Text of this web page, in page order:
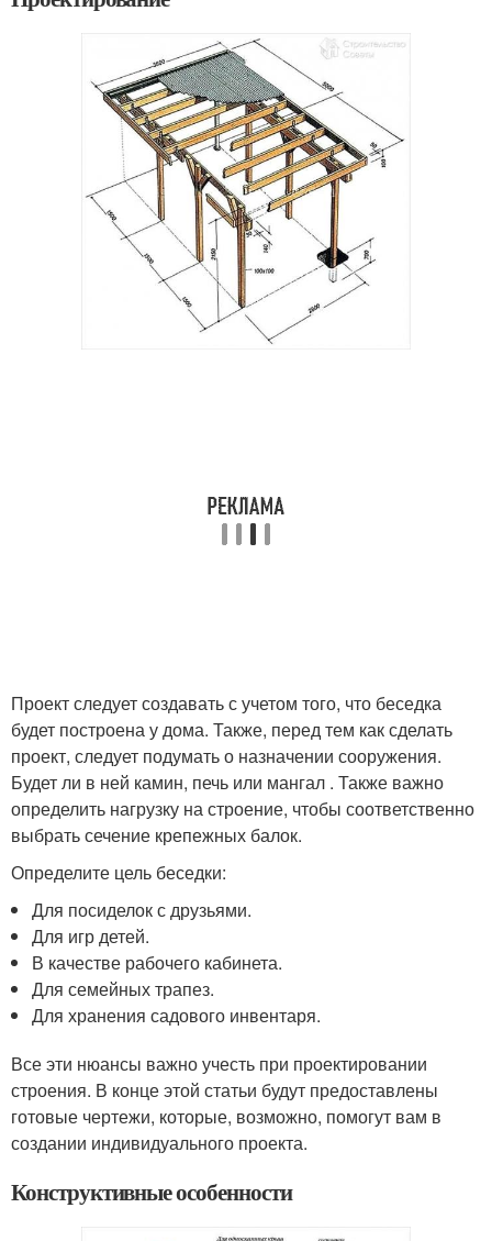
Проект следует создавать с учетом того, что беседка
будет построена у дома. Также, перед тем как сделать
проект, следует подумать о назначении сооружения.
Будет ли в ней камин, печь или мангал . Также важно
определить нагрузку на строение, чтобы соответственно
выбрать сечение крепежных балок.
Определите цель беседки:
Для посиделок с друзьями.
Для игр детей.
В качестве рабочего кабинета.
Для семейных трапез.
Для хранения садового инвентаря.
Все эти нюансы важно учесть при проектировании
строения. В конце этой статьи будут предоставлены
готовые чертежи, которые, возможно, помогут вам в
создании индивидуального проекта.
Конструктивные особенности